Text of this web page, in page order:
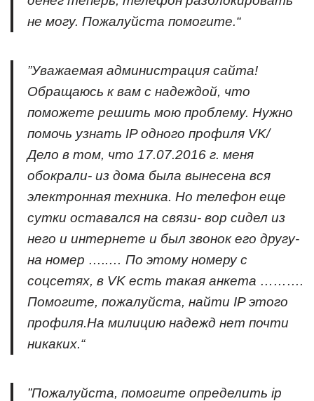
не могу. Пожалуйста помогите.“
”Уважаемая администрация сайта!
Обращаюсь к вам с надеждой, что
поможете решить мою проблему. Нужно
помочь узнать IP одного профиля VK/
Дело в том, что 17.07.2016 г. меня
обокрали- из дома была вынесена вся
электронная техника. Но телефон еще
сутки оставался на связи- вор сидел из
него и интернете и был звонок его другу-
на номер …..… По этому номеру с
соцсетях, в VK есть такая анкета ……….
Помогите, пожалуйста, найти IP этого
профиля.На милицию надежд нет почти
никаких.“
”Пожалуйста, помогите определить ip